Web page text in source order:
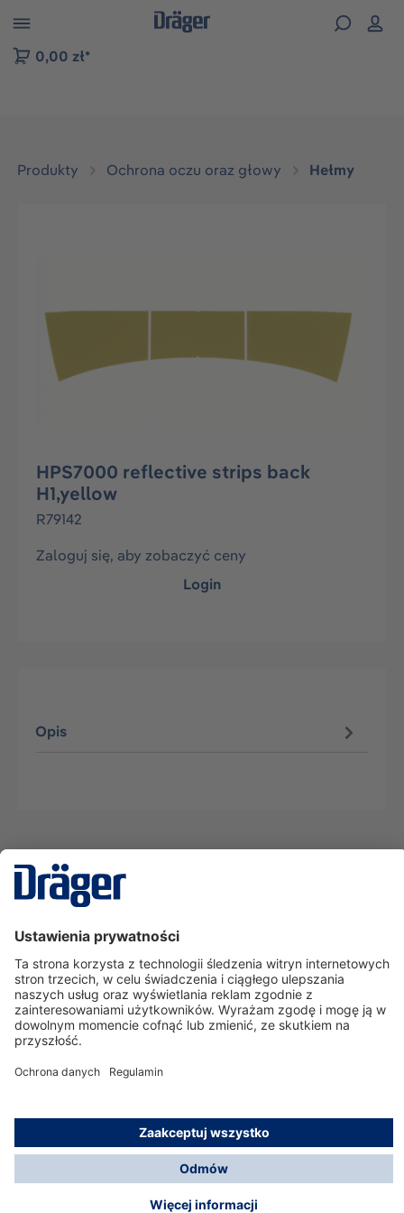
do nawigacji na platformie B2B
0,00 zł*
Produkty Ochrona oczu oraz głowy Hełmy
HPS7000 reflective strips back
H1,yellow
R79142
Zaloguj się, aby zobaczyć ceny
Login
Opis
Serwisowa linia hotline
O nas
Korzystanie ze sklepu
© Dräger Polska Sp. z o.o., 2025
*Wszystkie ceny bez VAT, na warunkach opisanych w